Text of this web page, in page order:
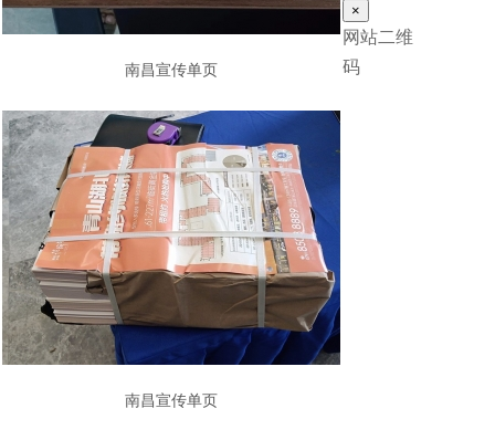
南昌宣传单页
南昌宣传单页
×
网站二维
码